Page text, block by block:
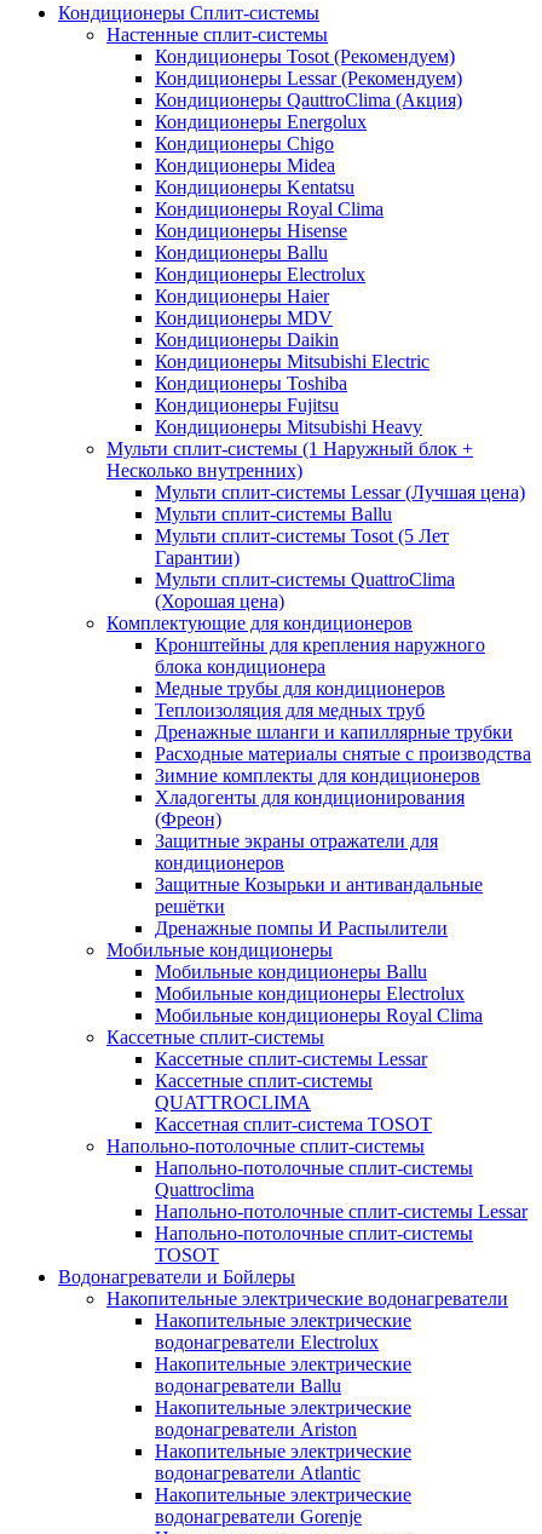
Кондиционеры Сплит-системы
Настенные сплит-системы
Кондиционеры Tosot (Рекомендуем)
Кондиционеры Lessar (Рекомендуем)
Кондиционеры QauttroClima (Акция)
Кондиционеры Energolux
Кондиционеры Chigo
Кондиционеры Midea
Кондиционеры Kentatsu
Кондиционеры Royal Clima
Кондиционеры Hisense
Кондиционеры Ballu
Кондиционеры Electrolux
Кондиционеры Haier
Кондиционеры MDV
Кондиционеры Daikin
Кондиционеры Mitsubishi Electric
Кондиционеры Toshiba
Кондиционеры Fujitsu
Кондиционеры Mitsubishi Heavy
Мульти сплит-системы (1 Наружный блок +
Несколько внутренних)
Мульти сплит-системы Lessar (Лучшая цена)
Мульти сплит-системы Ballu
Мульти сплит-системы Tosot (5 Лет
Гарантии)
Мульти сплит-системы QuattroClima
(Хорошая цена)
Комплектующие для кондиционеров
Кронштейны для крепления наружного
блока кондиционера
Медные трубы для кондиционеров
Теплоизоляция для медных труб
Дренажные шланги и капиллярные трубки
Расходные материалы снятые с производства
Зимние комплекты для кондиционеров
Хладогенты для кондиционирования
(Фреон)
Защитные экраны отражатели для
кондиционеров
Защитные Козырьки и антивандальные
решётки
Дренажные помпы И Распылители
Мобильные кондиционеры
Мобильные кондиционеры Ballu
Мобильные кондиционеры Electrolux
Мобильные кондиционеры Royal Clima
Кассетные сплит-системы
Кассетные сплит-системы Lessar
Кассетные сплит-системы
QUATTROCLIMA
Кассетная сплит-система TOSOT
Напольно-потолочные сплит-системы
Напольно-потолочные сплит-системы
Quattroclima
Напольно-потолочные сплит-системы Lessar
Напольно-потолочные сплит-системы
TOSOT
Водонагреватели и Бойлеры
Накопительные электрические водонагреватели
Накопительные электрические
водонагреватели Electrolux
Накопительные электрические
водонагреватели Ballu
Накопительные электрические
водонагреватели Ariston
Накопительные электрические
водонагреватели Atlantic
Накопительные электрические
водонагреватели Gorenje